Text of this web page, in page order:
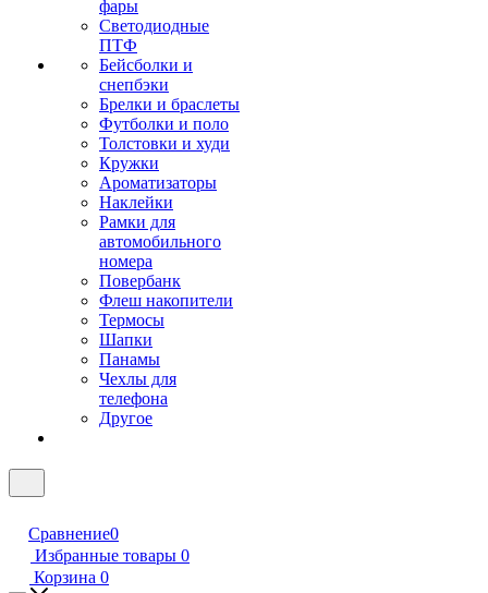
фары
Светодиодные
ПТФ
Бейсболки и
снепбэки
Брелки и браслеты
Футболки и поло
Толстовки и худи
Кружки
Ароматизаторы
Наклейки
Рамки для
автомобильного
номера
Повербанк
Флеш накопители
Термосы
Шапки
Панамы
Чехлы для
телефона
Другое
Сравнение0
Избранные товары 0
Корзина 0